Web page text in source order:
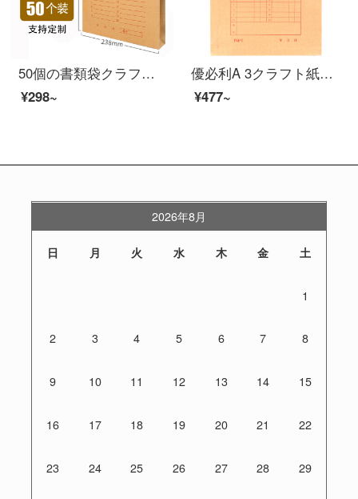
50個の書類袋クラフト紙250 g厚くて、A 4の書類袋のペーパーペーパーペーパーペーパーペーパーペーパーペーパーペーパーペーパーペーパーペーパーの入札案袋の大容量は50個です。厚さは250 g/底幅は4 cmです。
¥298~
優必利A 3クラフト紙の袋の赤い字の厚い書類の資料の袋の25は4 cm底の幅だけを詰めます。
¥477~
2026年8月
日 月 火 水 木 金 土
1
2 3 4 5 6 7 8
9 10 11 12 13 14 15
16 17 18 19 20 21 22
23 24 25 26 27 28 29